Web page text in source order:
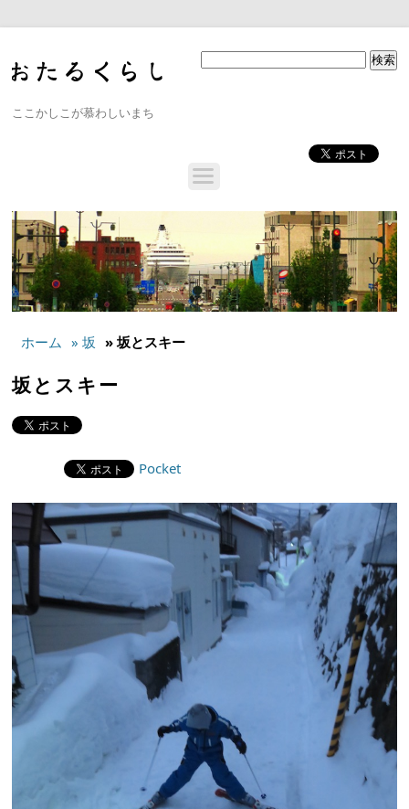
ここかしこが慕わしいまち
ホーム » 坂 » 坂とスキー
坂とスキー
Pocket